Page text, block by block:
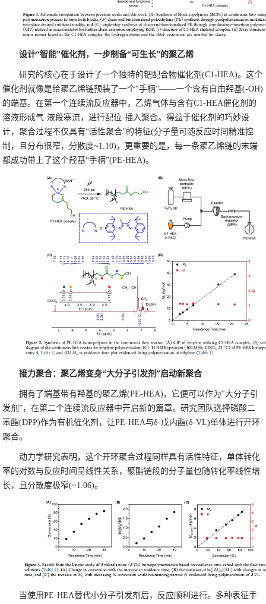
设计“智能”催化剂，一步制备“可生长”的聚乙烯
研究的核心在于设计了一个独特的钯配合物催化剂(C1-HEA)。这个
催化剂就像是给聚乙烯链预装了一个“手柄”——一个含有自由羟基(-OH)
的端基。在第一个连续流反应器中，乙烯气体与含有C1-HEA催化剂的
溶液形成气-液段塞流，进行配位-插入聚合。得益于催化剂的巧妙设
计，聚合过程不仅具有“活性聚合”的特征(分子量可随反应时间精准控
制，且分布很窄，分散度~1.10)，更重要的是，每一条聚乙烯链的末端
都成功带上了这个羟基“手柄”(PE-HEA)。
接力聚合：聚乙烯变身“大分子引发剂”启动新聚合
拥有了端基带有羟基的聚乙烯(PE-HEA)，它便可以作为“大分子引
发剂”，在第二个连续流反应器中开启新的篇章。研究团队选择磷酸二
苯酯(DPP)作为有机催化剂，让PE-HEA与δ-戊内酯(δ-VL)单体进行开环
聚合。
动力学研究表明，这个开环聚合过程同样具有活性特征，单体转化
率的对数与反应时间呈线性关系，聚酯链段的分子量也随转化率线性增
长，且分散度极窄(~1.06)。
当使用PE-HEA替代小分子引发剂后，反应顺利进行。多种表征手